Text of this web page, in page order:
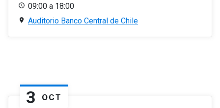
09:00 a 18:00
Auditorio Banco Central de Chile
3 OCT